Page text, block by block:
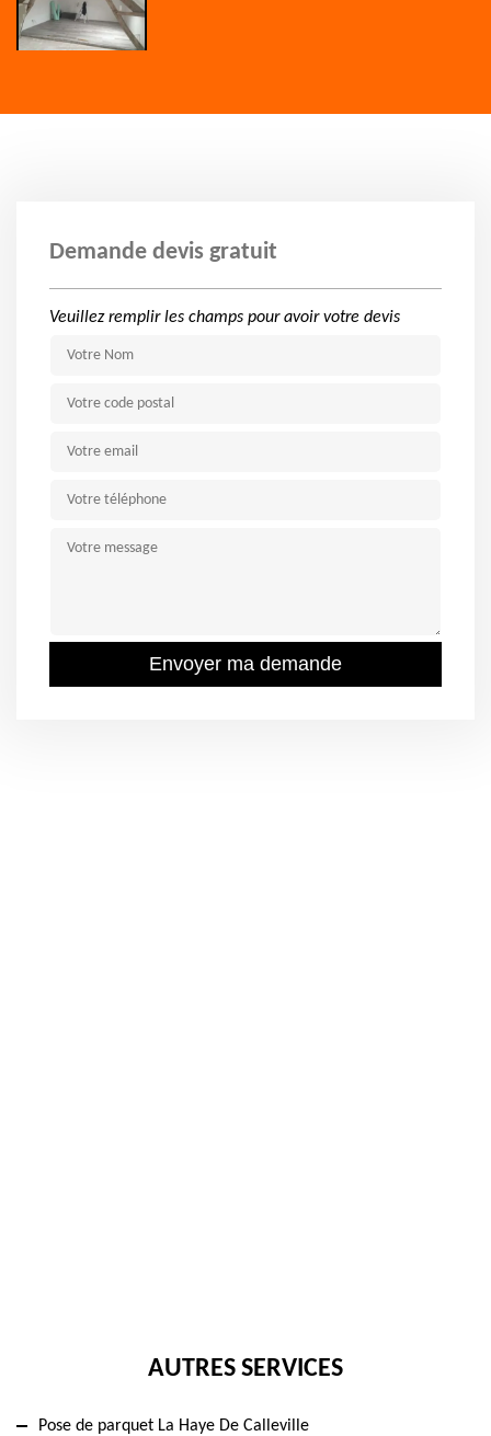
Demande devis gratuit
Veuillez remplir les champs pour avoir votre devis
AUTRES SERVICES
Pose de parquet La Haye De Calleville